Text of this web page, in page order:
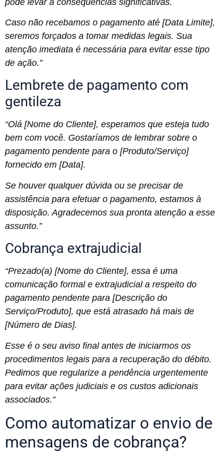
Caso não recebamos o pagamento até [Data Limite],
seremos forçados a tomar medidas legais. Sua
atenção imediata é necessária para evitar esse tipo
de ação.”
Lembrete de pagamento com
gentileza
“Olá [Nome do Cliente], esperamos que esteja tudo
bem com você. Gostaríamos de lembrar sobre o
pagamento pendente para o [Produto/Serviço]
fornecido em [Data].
Se houver qualquer dúvida ou se precisar de
assistência para efetuar o pagamento, estamos à
disposição. Agradecemos sua pronta atenção a esse
assunto.”
Cobrança extrajudicial
“Prezado(a) [Nome do Cliente], essa é uma
comunicação formal e extrajudicial a respeito do
pagamento pendente para [Descrição do
Serviço/Produto], que está atrasado há mais de
[Número de Dias].
Esse é o seu aviso final antes de iniciarmos os
procedimentos legais para a recuperação do débito.
Pedimos que regularize a pendência urgentemente
para evitar ações judiciais e os custos adicionais
associados.”
Como automatizar o envio de
mensagens de cobrança?